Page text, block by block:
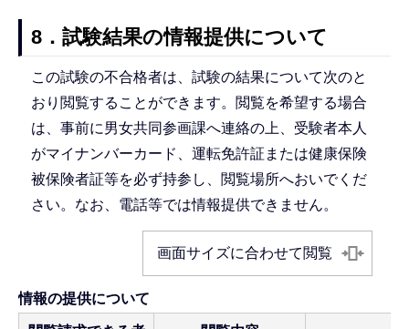
8．試験結果の情報提供について
この試験の不合格者は、試験の結果について次のと
おり閲覧することができます。閲覧を希望する場合
は、事前に男女共同参画課へ連絡の上、受験者本人
がマイナンバーカード、運転免許証または健康保険
被保険者証等を必ず持参し、閲覧場所へおいでくだ
さい。なお、電話等では情報提供できません。
画面サイズに合わせて閲覧
情報の提供について